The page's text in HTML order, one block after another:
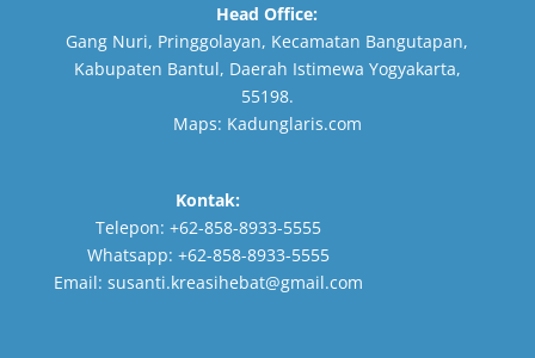
Head Office:
Gang Nuri, Pringgolayan, Kecamatan Bangutapan,
Kabupaten Bantul, Daerah Istimewa Yogyakarta,
55198.
Maps: Kadunglaris.com
Kontak:
Telepon: +62-858-8933-5555
Whatsapp: +62-858-8933-5555
Email: susanti.kreasihebat@gmail.com